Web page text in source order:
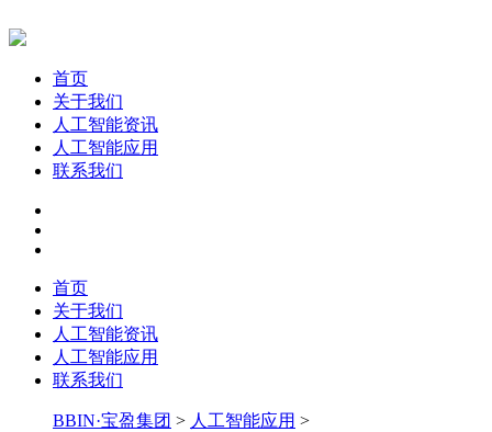
首页
关于我们
人工智能资讯
人工智能应用
联系我们
首页
关于我们
人工智能资讯
人工智能应用
联系我们
BBIN·宝盈集团 > 人工智能应用 >